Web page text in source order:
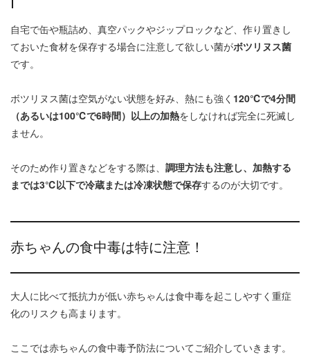
自宅で缶や瓶詰め、真空パックやジップロックなど、作り置きし
ておいた食材を保存する場合に注意して欲しい菌がボツリヌス菌
です。
ボツリヌス菌は空気がない状態を好み、熱にも強く 120℃で4分間
（あるいは100℃で6時間）以上の加熱をしなければ完全に死滅し
ません。
そのため作り置きなどをする際は、 調理方法も注意し、加熱する
までは3℃以下で冷蔵または冷凍状態で保存するのが大切です。
赤ちゃんの食中毒は特に注意！
大人に比べて抵抗力が低い赤ちゃんは食中毒を起こしやすく重症
化のリスクも高まります。
ここでは赤ちゃんの食中毒予防法についてご紹介していきます。